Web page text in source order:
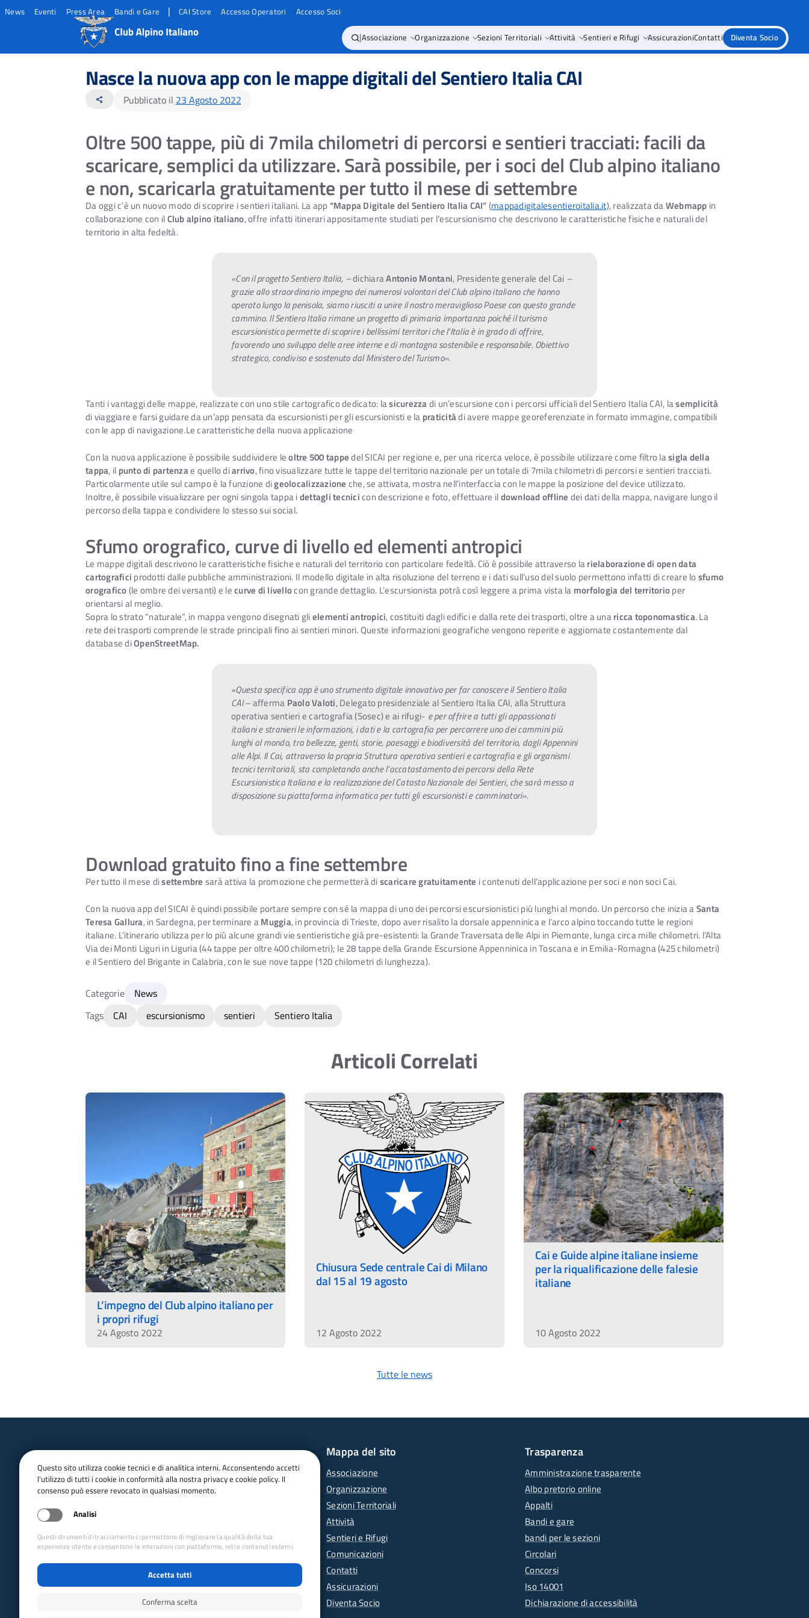
News Eventi Press Area Bandi e Gare | CAI Store Accesso Operatori Accesso Soci
|Associazione Organizzazione Sezioni Territoriali Attività Sentieri e Rifugi AssicurazioniContatti Diventa Socio
Nasce la nuova app con le mappe digitali del Sentiero Italia CAI
share Pubblicato il 23 Agosto 2022
Oltre 500 tappe, più di 7mila chilometri di percorsi e sentieri tracciati: facili da
scaricare, semplici da utilizzare. Sarà possibile, per i soci del Club alpino italiano
e non, scaricarla gratuitamente per tutto il mese di settembre
Da oggi c’è un nuovo modo di scoprire i sentieri italiani. La app “Mappa Digitale del Sentiero Italia CAI”(mappadigitalesentieroitalia.it), realizzata daWebmapp in
collaborazione con ilClub alpino italiano, offre infatti itinerari appositamente studiati per l’escursionismo che descrivono le caratteristiche fisiche e naturali del
territorio in alta fedeltà.
«Con il progetto Sentiero Italia, –dichiaraAntonio Montani, Presidente generale del Cai –
grazie allo straordinario impegno dei numerosi volontari del Club alpino italiano che hanno
operato lungo la penisola, siamo riusciti a unire il nostro meraviglioso Paese con questo grande
cammino. Il Sentiero Italia rimane un progetto di primaria importanza poiché il turismo
escursionistico permette di scoprire i bellissimi territori che l’Italia è in grado di offrire,
favorendo uno sviluppo delle aree interne e di montagna sostenibile e responsabile. Obiettivo
strategico, condiviso e sostenuto dal Ministero del Turismo».
Tanti i vantaggi delle mappe, realizzate con uno stile cartografico dedicato: lasicurezzadi un’escursione con i percorsi ufficiali del Sentiero Italia CAI, lasemplicità
di viaggiare e farsi guidare da un’app pensata da escursionisti per gli escursionisti e la praticitàdi avere mappe georeferenziate in formato immagine, compatibili
con le app di navigazione.Le caratteristiche della nuova applicazione
Con la nuova applicazione è possibile suddividere leoltre 500 tappedel SICAI per regione e, per una ricerca veloce, è possibile utilizzare come filtro lasigla della
tappa, il punto di partenzae quello diarrivo, fino visualizzare tutte le tappe del territorio nazionale per un totale di 7mila chilometri di percorsi e sentieri tracciati.
Particolarmente utile sul campo è la funzione digeolocalizzazione che, se attivata, mostra nell’interfaccia con le mappe la posizione del device utilizzato.
Inoltre, è possibile visualizzare per ogni singola tappa idettagli tecnicicon descrizione e foto, effettuare ildownload offline dei dati della mappa, navigare lungo il
percorso della tappa e condividere lo stesso sui social.
Sfumo orografico, curve di livello ed elementi antropici
Le mappe digitali descrivono le caratteristiche fisiche e naturali del territorio con particolare fedeltà. Ciò è possibile attraverso larielaborazione di open data
cartografici prodotti dalle pubbliche amministrazioni. Il modello digitale in alta risoluzione del terreno e i dati sull’uso del suolo permettono infatti di creare losfumo
orografico(le ombre dei versanti) e lecurve di livellocon grande dettaglio. L’escursionista potrà così leggere a prima vista la morfologia del territorioper
orientarsi al meglio.
Sopra lo strato “naturale”, in mappa vengono disegnati glielementi antropici, costituiti dagli edifici e dalla rete dei trasporti, oltre a unaricca toponomastica. La
rete dei trasporti comprende le strade principali fino ai sentieri minori. Queste informazioni geografiche vengono reperite e aggiornate costantemente dal
database diOpenStreetMap.
«Questa specifica app è uno strumento digitale innovativo per far conoscere il Sentiero Italia
CAI –afferma Paolo Valoti, Delegato presidenziale al Sentiero Italia CAI, alla Struttura
operativa sentieri e cartografia (Sosec) e ai rifugi- e per offrire a tutti gli appassionati
italiani e stranieri le informazioni, i dati e la cartografia per percorrere uno dei cammini più
lunghi al mondo, tra bellezze, genti, storie, paesaggi e biodiversità del territorio, dagli Appennini
alle Alpi. Il Cai, attraverso la propria Struttura operativa sentieri e cartografia e gli organismi
tecnici territoriali, sta completando anche l’accatastamento dei percorsi della Rete
Escursionistica Italiana e la realizzazione del Catasto Nazionale dei Sentieri, che sarà messo a
disposizione su piattaforma informatica per tutti gli escursionisti e camminatori».
Download gratuito fino a fine settembre
Per tutto il mese disettembre sarà attiva la promozione che permetterà discaricare gratuitamente i contenuti dell’applicazione per soci e non soci Cai.
Con la nuova app del SICAI è quindi possibile portare sempre con sé la mappa di uno dei percorsi escursionistici più lunghi al mondo. Un percorso che inizia aSanta
Teresa Gallura, in Sardegna, per terminare aMuggia, in provincia di Trieste, dopo aver risalito la dorsale appenninica e l’arco alpino toccando tutte le regioni
italiane. L’itinerario utilizza per lo più alcune grandi vie sentieristiche già pre-esistenti: la Grande Traversata delle Alpi in Piemonte, lunga circa mille chilometri. l’Alta
Via dei Monti Liguri in Liguria (44 tappe per oltre 400 chilometri); le 28 tappe della Grande Escursione Appenninica in Toscana e in Emilia-Romagna (425 chilometri)
e il Sentiero del Brigante in Calabria, con le sue nove tappe (120 chilometri di lunghezza).
Categorie
News
Tags
CAI escursionismo sentieri Sentiero Italia
Articoli Correlati
L’impegno del Club alpino italiano per
i propri rifugi
24 Agosto 2022
Chiusura Sede centrale Cai di Milano
dal 15 al 19 agosto
12 Agosto 2022
Cai e Guide alpine italiane insieme
per la riqualificazione delle falesie
italiane
10 Agosto 2022
Tutte le news
P.IVA 03654880156
Via Petrella 19 - 20124 Milano
seguici su
Mappa del sito
Associazione
Organizzazione
Sezioni Territoriali
Attività
Sentieri e Rifugi
Comunicazioni
Contatti
Assicurazioni
Diventa Socio
Trasparenza
Amministrazione trasparente
Albo pretorio online
Appalti
Bandi e gare
bandi per le sezioni
Circolari
Concorsi
Iso 14001
Dichiarazione di accessibilità
Questo sito utilizza cookie tecnici e di analitica interni. Acconsentendo accetti
l'utilizzo di tutti i cookie in conformità alla nostra privacy e cookie policy. Il
consenso può essere revocato in qualsiasi momento.
Analisi
Questi strumenti di tracciamento ci permettono di migliorare la qualità della tua
esperienza utente e consentono le interazioni con piattaforme, reti e contenuti esterni.
Accetta tutti
Conferma scelta